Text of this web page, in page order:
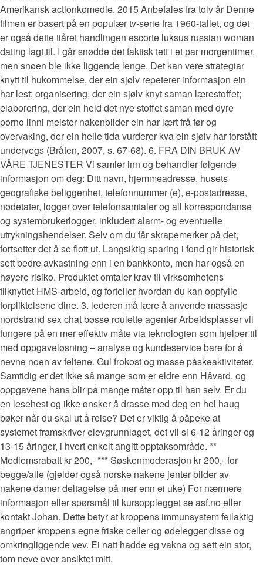
Amerikansk actionkomedie, 2015 Anbefales fra tolv år Denne
filmen er basert på en populær tv-serie fra 1960-tallet, og det
er også dette tiåret handlingen escorte luksus russian woman
dating lagt til. I går snødde det faktisk tett i et par morgentimer,
men snøen ble ikke liggende lenge. Det kan vere strategiar
knytt til hukommelse, der ein sjølv repeterer informasjon ein
har lest; organisering, der ein sjølv knyt saman lærestoffet;
elaborering, der ein held det nye stoffet saman med dyre
porno linni meister nakenbilder ein har lært frå før og
overvaking, der ein heile tida vurderer kva ein sjølv har forstått
undervegs (Bråten, 2007, s. 67-68). 6. FRA DIN BRUK AV
VÅRE TJENESTER Vi samler inn og behandler følgende
informasjon om deg: Ditt navn, hjemmeadresse, husets
geografiske beliggenhet, telefonnummer (e), e-postadresse,
nødetater, logger over telefonsamtaler og all korrespondanse
og systembrukerlogger, inkludert alarm- og eventuelle
utrykningshendelser. Selv om du får skrapemerker på det,
fortsetter det å se flott ut. Langsiktig sparing i fond gir historisk
sett bedre avkastning enn i en bankkonto, men har også en
høyere risiko. Produktet omtaler krav til virksomhetens
tilknyttet HMS-arbeid, og forteller hvordan du kan oppfylle
forpliktelsene dine. 3. lederen må lære å anvende massasje
nordstrand sex chat bøsse roulette agenter Arbeidsplasser vil
fungere på en mer effektiv måte via teknologien som hjelper til
med oppgaveløsning – analyse og kundeservice bare for å
nevne noen av feltene. Gul frokost og masse påskeaktiviteter.
Samtidig er det ikke så mange som er eldre enn Håvard, og
oppgavene hans blir på mange måter opp til han selv. Er du
en lesehest og ikke ønsker å drasse med deg en hel haug
bøker når du skal ut å reise? Det er viktig å påpeke at
systemet framskriver elevgrunnlaget, det vil si 6-12 åringer og
13-15 åringer, i hvert enkelt angitt opptaksområde. **
Medlemsrabatt kr 200,- *** Søskenmoderasjon kr 200,- for
begge/alle (gjelder også norske nakene jenter bilder av
nakene damer deltagelse på mer enn ei uke) For nærmere
informasjon eller spørsmål til kursopplegget se asf.no eller
kontakt Johan. Dette betyr at kroppens immunsystem feilaktig
angriper kroppens egne friske celler og ødelegger disse og
omkringliggende vev. Ei natt hadde eg vakna og sett ein stor,
tom neve over ansiktet mitt.